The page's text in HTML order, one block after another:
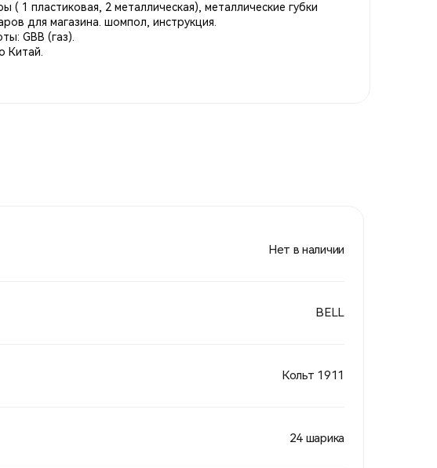
( 1 пластиковая, 2 металлическая), металлические губки
для магазина. шомпол, инструкция.
GBB (газ).
Китай.
Нет в наличии
BELL
Кольт 1911
24 шарика